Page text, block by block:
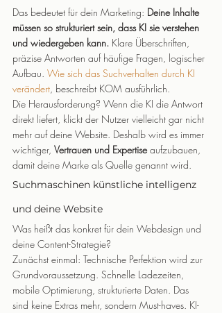
Das bedeutet für dein Marketing: Deine Inhalte
müssen so strukturiert sein, dass KI sie verstehen
und wiedergeben kann. Klare Überschriften,
präzise Antworten auf häufige Fragen, logischer
Aufbau. Wie sich das Suchverhalten durch KI
verändert, beschreibt KOM ausführlich.
Die Herausforderung? Wenn die KI die Antwort
direkt liefert, klickt der Nutzer vielleicht gar nicht
mehr auf deine Website. Deshalb wird es immer
wichtiger, Vertrauen und Expertise aufzubauen,
damit deine Marke als Quelle genannt wird.
Suchmaschinen künstliche intelligenz
und deine Website
Was heißt das konkret für dein Webdesign und
deine Content-Strategie?
Zunächst einmal: Technische Perfektion wird zur
Grundvoraussetzung. Schnelle Ladezeiten,
mobile Optimierung, strukturierte Daten. Das
sind keine Extras mehr, sondern Must-haves. KI-